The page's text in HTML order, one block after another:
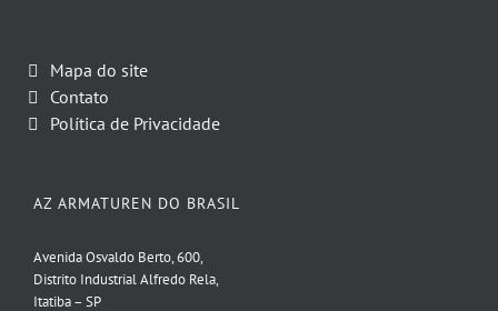
Mapa do site
Contato
Política de Privacidade
AZ ARMATUREN DO BRASIL
Avenida Osvaldo Berto, 600,
Distrito Industrial Alfredo Rela,
Itatiba – SP